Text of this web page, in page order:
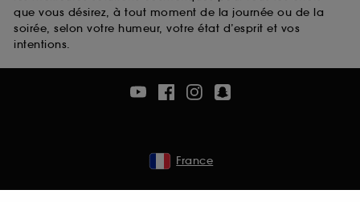
que vous désirez, à tout moment de la journée ou de la
soirée, selon votre humeur, votre état d’esprit et vos
intentions.
France